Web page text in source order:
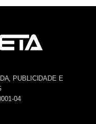
PUBLICIDADE E
04